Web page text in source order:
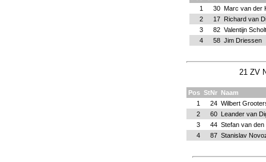
1
30 Marc van der
2
17 Richard van
3
82 Valentijn
4
58 Jim Driessen
21 ZV
Pos StNr Naam
1
24 Wilbert
2
60 Leander van
3
44 Stefan van den
4
87 Stanislav